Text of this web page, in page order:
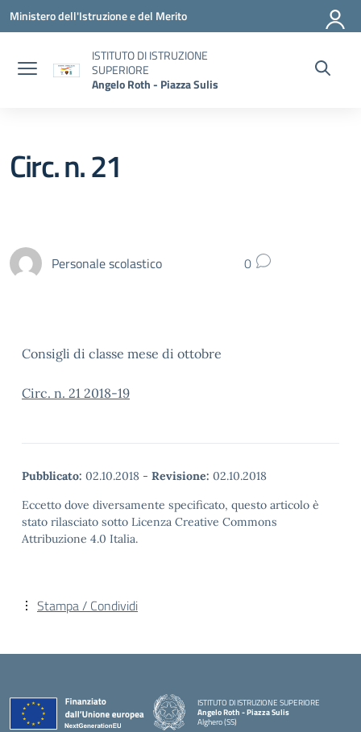
Vai ai contenuti
Vai al menu di navigazione
Vai al footer
Ministero dell'Istruzione e del Merito
ISTITUTO DI ISTRUZIONE
SUPERIORE
Angelo Roth - Piazza Sulis
Circ. n. 21
Personale scolastico 0
Consigli di classe mese di ottobre
Circ. n. 21 2018-19
Pubblicato: 02.10.2018 - Revisione: 02.10.2018
Eccetto dove diversamente specificato, questo articolo è
stato rilasciato sotto Licenza Creative Commons
Attribuzione 4.0 Italia.
Stampa / Condividi
ISTITUTO DI ISTRUZIONE SUPERIORE
Angelo Roth - Piazza Sulis
Alghero (SS)